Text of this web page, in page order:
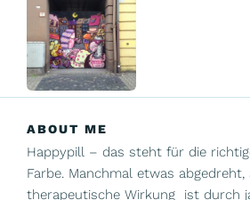
ABOUT ME
Happypill – das steht für die
Farbe. Manchmal etwas
therapeutische Wirkung ist durch